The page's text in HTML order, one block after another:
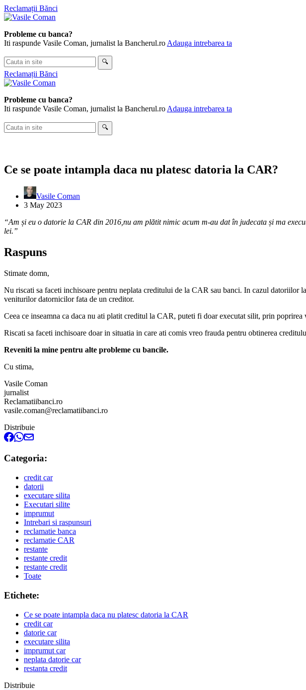
Skip
to
Reclamații Bănci
Probleme cu banca?
Iti raspunde Vasile Coman, jurnalist la Bancherul.ro Adauga intrebarea ta
Cauta
in
site
🔍
Reclamații Bănci
Probleme cu banca?
Iti raspunde Vasile Coman, jurnalist la Bancherul.ro Adauga intrebarea ta
Cauta
in
🔍
Ce se poate intampla daca nu platesc datoria la CAR?
Vasile Coman
3 May 2023
“Am și eu o datorie la CAR din 2016,nu am plătit nimic acum m-au dat în judecata și ma
lei.”
Raspuns
Stimate domn,
Nu riscati sa faceti inchisoare pentru neplata creditului de la CAR sau banci. In cazul
veniturilor datornicilor fata de un creditor.
Ceea ce inseamna ca daca nu ati platit creditul la CAR, puteti fi doar executat silit, prin
Riscati sa faceti inchisoare doar in situatia in care ati comis vreo frauda pentru obtinerea
Reveniti la mine pentru alte probleme cu bancile.
Cu stima,
Vasile Coman
jurnalist
Reclamatiibanci.ro
vasile.coman@reclamatiibanci.ro
Distribuie
Categoria:
credit car
datorii
executare silita
Executari silite
imprumut
Intrebari si raspunsuri
reclamatie banca
reclamatie CAR
restante
restante credit
restante credit
Toate
Etichete:
Ce se poate intampla daca nu platesc datoria la CAR
credit car
datorie car
executare silita
imprumut car
neplata datorie car
restanta credit
Distribuie